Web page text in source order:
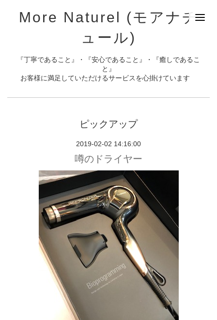
More Naturel (モアナチ
ュール)
『丁寧であること』・『安心であること』・『癒しであるこ
と』
お客様に満足していただけるサービスを心掛けています
ピックアップ
2019-02-02 14:16:00
噂のドライヤー